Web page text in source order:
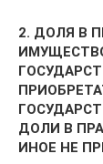
2. ДОЛЯ В
ДОЛИ В
ИНОЕ НЕ